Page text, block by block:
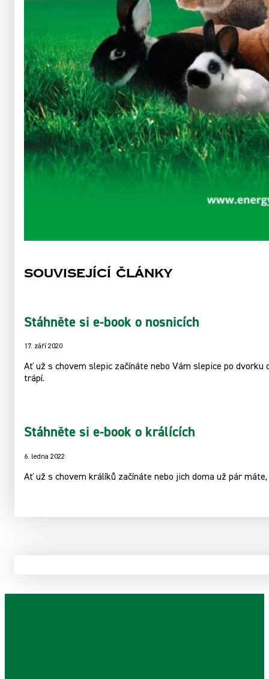
Související články
Stáhněte si e-book o nosnicích
17. září 2020
Ať už s chovem slepic začínáte nebo Vám slepice po
trápí.
Stáhněte si e-book o králících
6. ledna 2022
Ať už s chovem králíků začínáte nebo jich doma už pár